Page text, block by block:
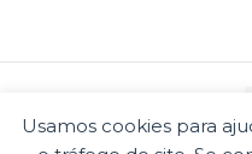
Usamos cookies para